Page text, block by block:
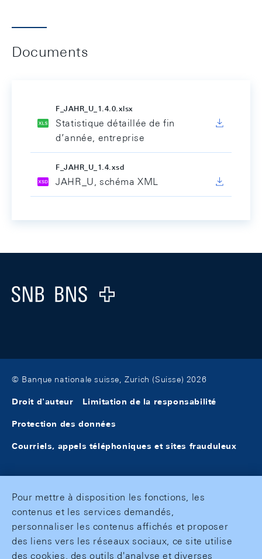
Documents
F_JAHR_U_1.4.0.xlsx
Statistique détaillée de fin
d’année, entreprise
F_JAHR_U_1.4.xsd
JAHR_U, schéma XML
Logo
© Banque nationale suisse, Zurich (Suisse) 2026
Droit d'auteur Limitation de la responsabilité
Protection des données
Courriels, appels téléphoniques et sites frauduleux
Pour mettre à disposition les fonctions, les
contenus et les services demandés,
personnaliser les contenus affichés et proposer
des liens vers les réseaux sociaux, ce site utilise
des cookies, des outils d'analyse et diverses